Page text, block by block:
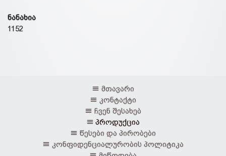
ნანახია
1152
მთავარი
კონტაქტი
ჩვენ შესახებ
პროდუქცია
წესები და პირობები
კონფიდენციალურობის პოლიტიკა